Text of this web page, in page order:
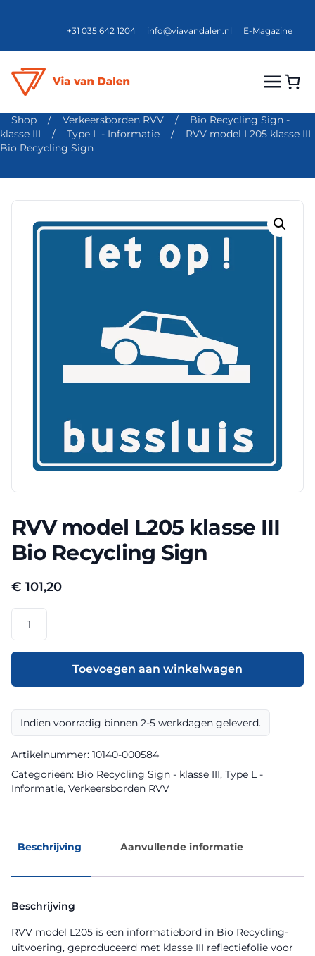
+31 035 642 1204 info@viavandalen.nl E-Magazine
Shop / Verkeersborden RVV /
Bio Recycling Sign -
klasse III
/ Type L - Informatie /
RVV model L205 klasse III
Bio Recycling Sign
RVV model L205 klasse III
Bio Recycling Sign
€ 101,20
L205
III
Recycling
Sign
aantal
Toevoegen aan winkelwagen
Indien voorradig binnen 2-5 werkdagen geleverd.
Artikelnummer: 10140-000584
Categorieën: Bio Recycling Sign - klasse III, Type L -
Informatie, Verkeersborden RVV
Beschrijving Aanvullende informatie
Beschrijving
RVV model L205 is een informatiebord in Bio Recycling-
uitvoering, geproduceerd met klasse III reflectiefolie voor